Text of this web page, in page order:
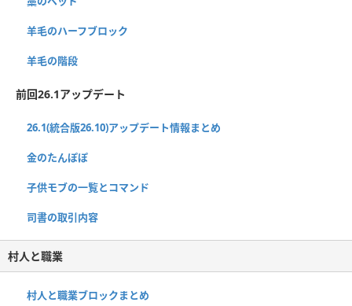
羊毛のハーフブロック
羊毛の階段
前回26.1アップデート
26.1(統合版26.10)アップデート情報まとめ
金のたんぽぽ
子供モブの一覧とコマンド
司書の取引内容
村人と職業
村人と職業ブロックまとめ